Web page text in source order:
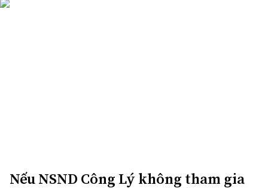
Nếu NSND Công Lý không tham gia